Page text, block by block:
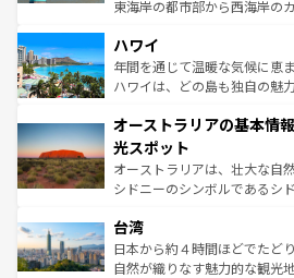
着のスイス情報は
東海岸の都市部から西海岸の
のような巨大都市は、観光、
ンメントが詰まった刺激的な
西部には大自然が広がり、グ
部のニューオーリンズでは、
文化が魅力。旅行者はアメリ
しみながら、その多様性と豊
るだろう。車でのロードトリ
情報は
ハワイ
年間を通じて温暖な気候に恵
ハワイは、どの島も独自の魅
ワイ島は見逃せない。また、
島だが、静かな自然を求める
おすすめ。エメラルドグリー
文化や歴史が息づいている。
人々、おいしいローカルフー
ク、伝統的なフラダンスなど
っている。訪れるたびに新し
オーストラリアの基本情
光スポット
オーストラリアは、壮大な自
シドニーのシンボルであるシ
リアリーフや大陸中央部にそ
ク）、タスマニアの美しい原
ど、見どころがたくさん。ま
台湾
日本から約４時間ほどでたど
自然が織りなす魅力的な観光